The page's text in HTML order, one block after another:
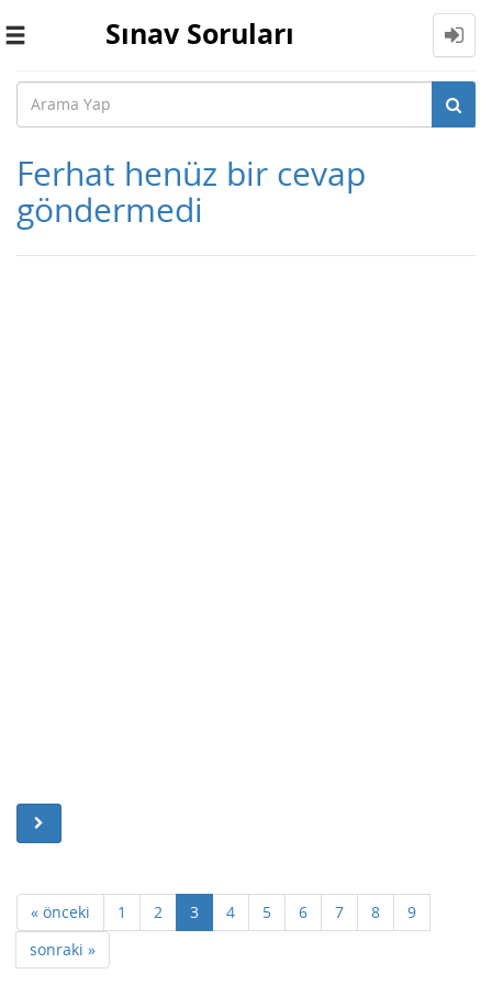
Toggle
Sınav Soruları
Ferhat henüz bir cevap
göndermedi
« önceki 1 2 3 4 5 6 7 8
9
sonraki »